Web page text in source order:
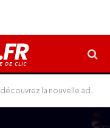
adresse pour vos films et séries VF gratuits en 2025